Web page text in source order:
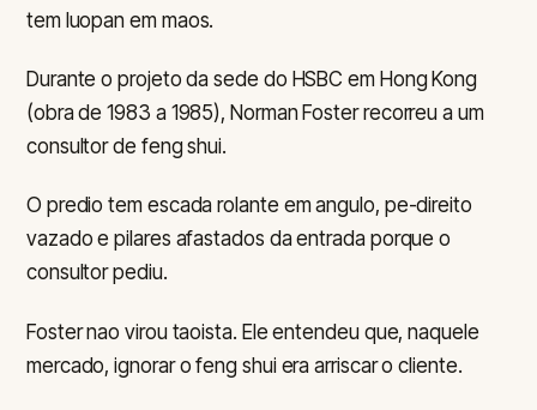
tem luopan em maos.
Durante o projeto da sede do HSBC em Hong Kong
(obra de 1983 a 1985), Norman Foster recorreu a um
consultor de feng shui.
O predio tem escada rolante em angulo, pe-direito
vazado e pilares afastados da entrada porque o
consultor pediu.
Foster nao virou taoista. Ele entendeu que, naquele
mercado, ignorar o feng shui era arriscar o cliente.